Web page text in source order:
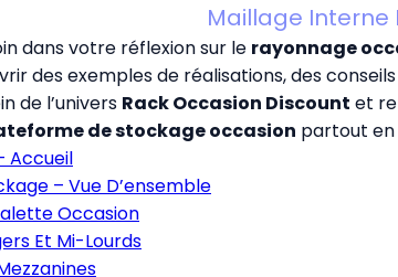
Maillage Interne
dans votre réflexion sur le rayonnage
des exemples de réalisations, des
de l’univers Rack Occasion Discount et
de stockage occasion partout en
Accueil
– Vue D’ensemble
Occasion
Et Mi-Lourds